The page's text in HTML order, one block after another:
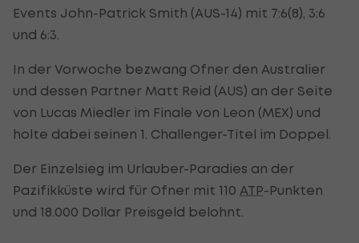
Events John-Patrick Smith (AUS-14) mit 7:6(8), 3:6
und 6:3.
In der Vorwoche bezwang Ofner den Australier
und dessen Partner Matt Reid (AUS) an der Seite
von Lucas Miedler im Finale von Leon (MEX) und
holte dabei seinen 1. Challenger-Titel im Doppel.
Der Einzelsieg im Urlauber-Paradies an der
Pazifikküste wird für Ofner mit 110 ATP-Punkten
und 18.000 Dollar Preisgeld belohnt.